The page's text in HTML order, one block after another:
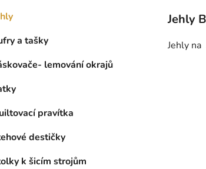
a tašky
lemování okrajů
pravítka
destičky
k šicím strojům
Jehly
Jehly